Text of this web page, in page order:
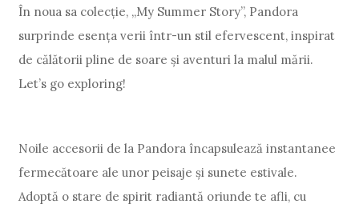
În noua sa colecție, „My Summer Story”, Pandora
surprinde esența verii într-un stil efervescent, inspirat
de călătorii pline de soare și aventuri la malul mării.
Let’s go exploring!
Noile accesorii de la Pandora încapsulează instantanee
fermecătoare ale unor peisaje și sunete estivale.
Adoptă o stare de spirit radiantă oriunde te afli, cu